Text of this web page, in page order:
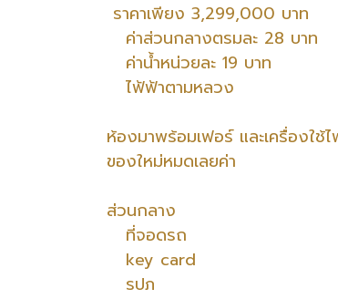
ราคาเพียง 3,299,000 บาท
ค่าส่วนกลางตรมละ 28 บาท
ค่าน้ำหน่วยละ 19 บาท
ไฟ้ฟ้าตามหลวง
ห้องมาพร้อมเฟอร์ และเครื่องใช้
ของใหม่หมดเลยค่า
ส่วนกลาง
ที่จอดรถ
key card
รปภ